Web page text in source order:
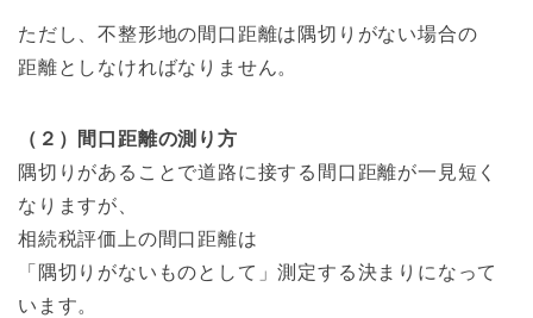
ただし、不整形地の間口距離は隅切りがない場合の
距離としなければなりません。
（２）間口距離の測り方
隅切りがあることで道路に接する間口距離が一見短く
なりますが、
相続税評価上の間口距離は
「隅切りがないものとして」測定する決まりになって
います。